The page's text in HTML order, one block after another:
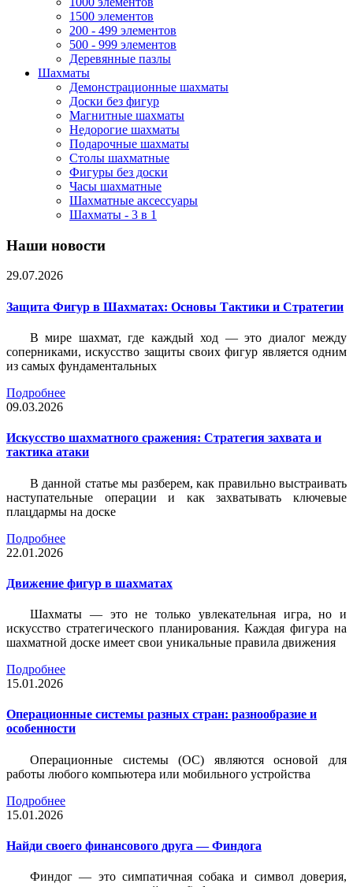
1500 элементов
200 - 499 элементов
500 - 999 элементов
Деревянные пазлы
Шахматы
Демонстрационные шахматы
Доски без фигур
Магнитные шахматы
Недорогие шахматы
Подарочные шахматы
Столы шахматные
Фигуры без доски
Часы шахматные
Шахматные аксессуары
Шахматы - 3 в 1
Наши новости
29.07.2026
Защита Фигур в Шахматах: Основы Тактики и Стратегии
В мире шахмат, где каждый ход — это диалог между
соперниками, искусство защиты своих фигур является одним
из самых фундаментальных
Подробнее
09.03.2026
Искусство шахматного сражения: Стратегия захвата и
тактика атаки
В данной статье мы разберем, как правильно выстраивать
наступательные операции и как захватывать ключевые
плацдармы на доске
Подробнее
22.01.2026
Движение фигур в шахматах
Шахматы — это не только увлекательная игра, но и
искусство стратегического планирования. Каждая фигура на
шахматной доске имеет свои уникальные правила движения
Подробнее
15.01.2026
Операционные системы разных стран: разнообразие и
особенности
Операционные системы (ОС) являются основой для
работы любого компьютера или мобильного устройства
Подробнее
15.01.2026
Найди своего финансового друга — Финдога
Финдог — это симпатичная собака и символ доверия,